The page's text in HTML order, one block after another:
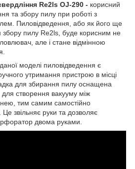
Re2ls OJ-290 - корисний
та збору пилу при роботі з
Пиловідведення, або як його ще
збору пилу Re2ls, буде корисним не
але і стане відмінною
моделі пиловідведення є
утримання пристрою в місці
для збирання пилу оснащена
створення вакууму між
тим самим самостійно
Це звільняє руки та дозволяє
двома руками.